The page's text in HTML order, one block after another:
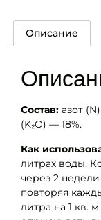
Описание
Состав: азот
(K₂O) — 18%.
Как
литрах воды.
через 2
повторяя
литра на 1 кв.